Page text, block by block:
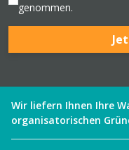
genommen.
Wir liefern Ihnen Ihre
organisatorischen